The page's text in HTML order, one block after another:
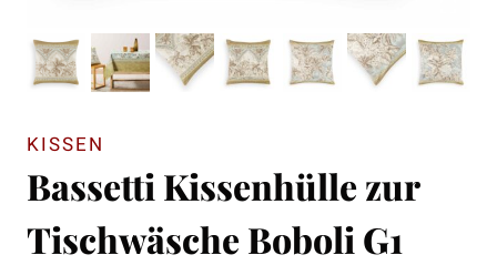
KISSEN
Bassetti Kissenhülle zur
Tischwäsche Boboli G1